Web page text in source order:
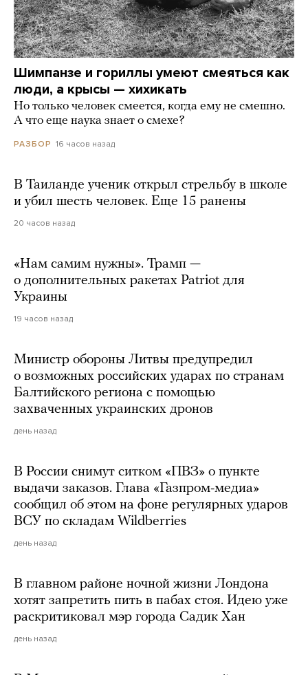
Шимпанзе и гориллы умеют смеяться как
люди, а крысы — хихикать
Но только человек смеется, когда ему не смешно.
А что еще наука знает о смехе?
РАЗБОР 16 часов назад
В Таиланде ученик открыл стрельбу в школе
и убил шесть человек. Еще 15 ранены
20 часов назад
«Нам самим нужны». Трамп —
о дополнительных ракетах Patriot для
Украины
19 часов назад
Министр обороны Литвы предупредил
о возможных российских ударах по странам
Балтийского региона с помощью
захваченных украинских дронов
день назад
В России снимут ситком «ПВЗ» о пункте
выдачи заказов. Глава «Газпром-медиа»
сообщил об этом на фоне регулярных ударов
ВСУ по складам Wildberries
день назад
В главном районе ночной жизни Лондона
хотят запретить пить в пабах стоя. Идею уже
раскритиковал мэр города Садик Хан
день назад